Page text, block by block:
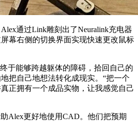
通过Link雕刻出了Neuralink充电器
幕右侧的切换界面实现快速更改鼠标
能够跨越躯体的障碍，拾回自己的
把自己地想法转化成现实。“把一个
正拥有一个成品实物，让我感觉自己
更好地使用CAD。他们把预期